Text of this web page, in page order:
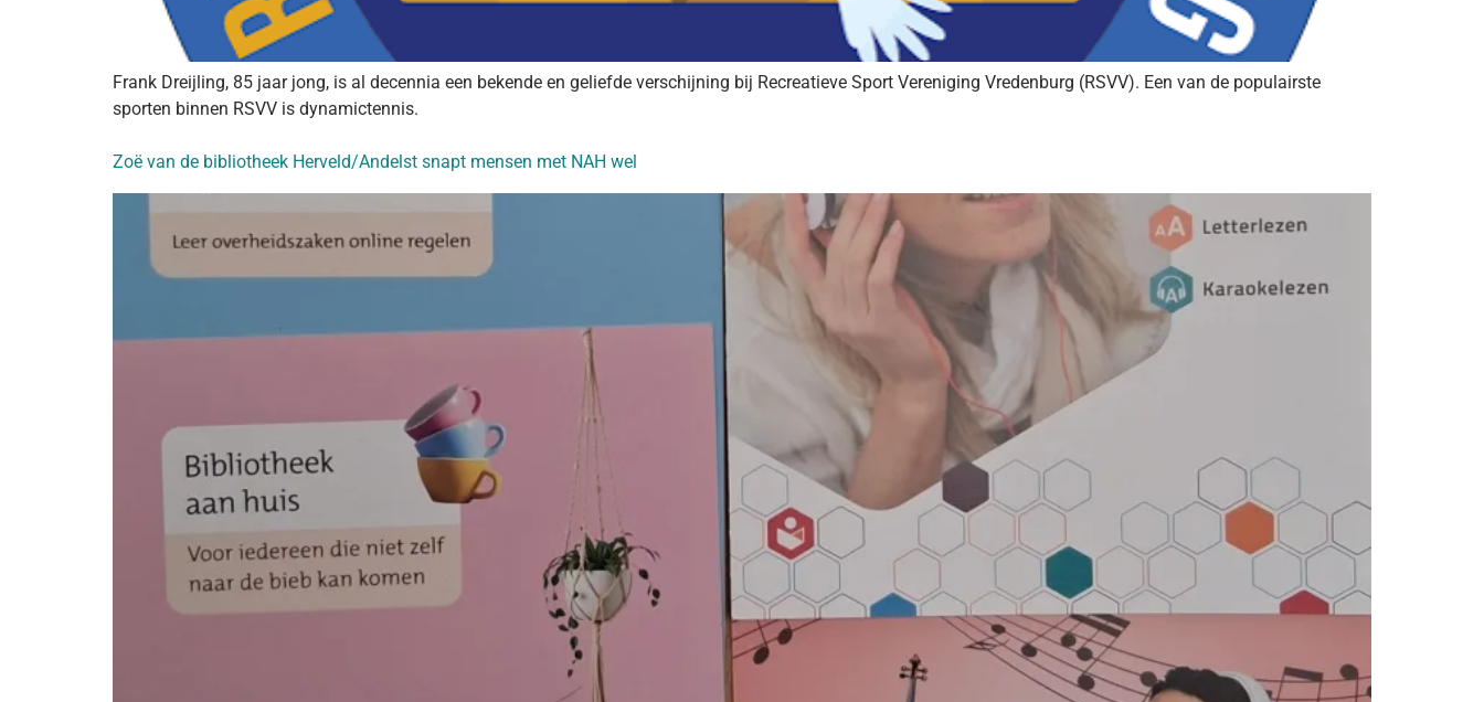
Frank Dreijling, 85 jaar jong, is al decennia een bekende en geliefde verschijning bij Recreatieve Sport Vereniging Vredenburg (RSVV). Een van de populairste
sporten binnen RSVV is dynamictennis.
Zoë van de bibliotheek Herveld/Andelst snapt mensen met NAH wel